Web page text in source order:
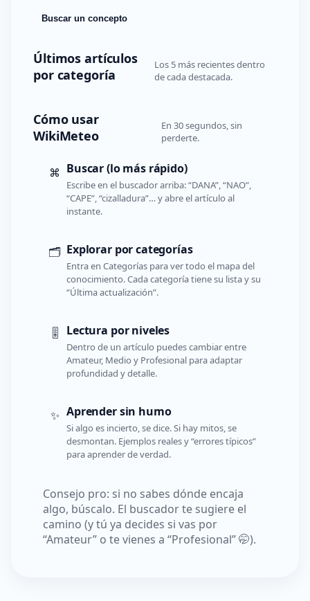
Buscar un concepto
Últimos artículos
por categoría
Los 5 más recientes dentro
de cada destacada.
Cómo usar
WikiMeteo
En 30 segundos, sin
perderte.
⌘ Buscar (lo más rápido)
Escribe en el buscador arriba: “DANA”, “NAO”,
“CAPE”, “cizalladura”… y abre el artículo al
instante.
🗂️ Explorar por categorías
Entra en Categorías para ver todo el mapa del
conocimiento. Cada categoría tiene su lista y su
“Última actualización”.
🎚️ Lectura por niveles
Dentro de un artículo puedes cambiar entre
Amateur, Medio y Profesional para adaptar
profundidad y detalle.
✨ Aprender sin humo
Si algo es incierto, se dice. Si hay mitos, se
desmontan. Ejemplos reales y “errores típicos”
para aprender de verdad.
Consejo pro: si no sabes dónde encaja
algo, búscalo. El buscador te sugiere el
camino (y tú ya decides si vas por
“Amateur” o te vienes a “Profesional” 🤭).